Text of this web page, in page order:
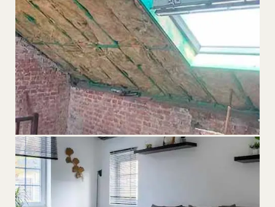
Fissures, affaissements — micropieux Stabipro, seuls dans la
région.
SERVICE
RÉNOVATIONS
Toiture, cloisons, châssis — de A à Z avec un seul
interlocuteur.